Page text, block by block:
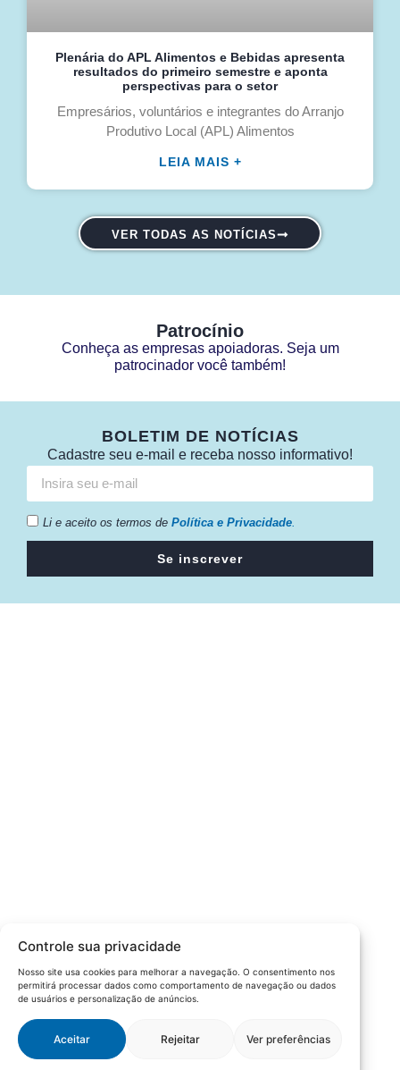
Controle sua privacidade
Nosso site usa cookies para melhorar a navegação. O consentimento nos
permitirá processar dados como comportamento de navegação ou dados
de usuários e personalização de anúncios.
Aceitar Rejeitar Ver preferências
Plenária do APL Alimentos e Bebidas apresenta
resultados do primeiro semestre e aponta
perspectivas para o setor
Empresários, voluntários e integrantes do Arranjo
Produtivo Local (APL) Alimentos
LEIA MAIS +
VER TODAS AS NOTÍCIAS
Patrocínio
Conheça as empresas apoiadoras. Seja um
patrocinador você também!
BOLETIM DE NOTÍCIAS
Cadastre seu e-mail e receba nosso informativo!
Li e aceito os termos de Política e Privacidade.
Se inscrever
Rua Silva Jardim, 96 Lajeado, Rio Grande do Sul –
Redes Sociais: